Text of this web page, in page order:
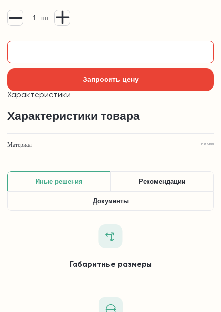
шт.
Запросить цену
Характеристики
Характеристики товара
Материал металл
Иные решения Рекомендации
Документы
Габаритные размеры